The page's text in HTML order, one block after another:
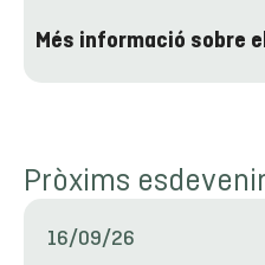
Més informació sobre
Pròxims
16/09/26